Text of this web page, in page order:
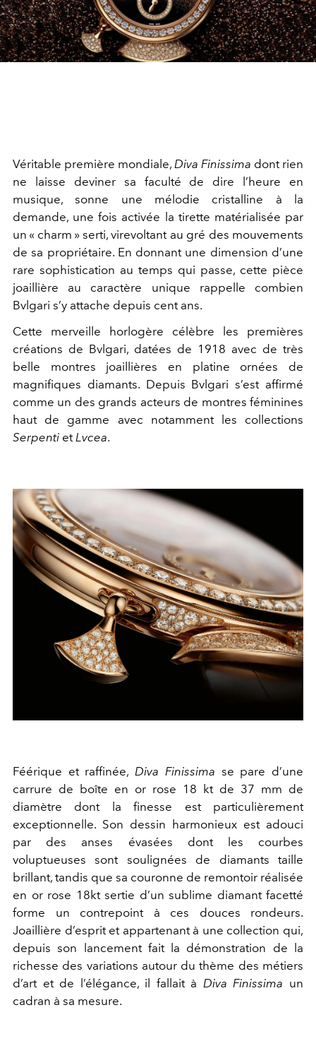
Véritable première mondiale, Diva Finissima dont rien
ne laisse deviner sa faculté de dire l’heure en
musique, sonne une mélodie cristalline à la
demande, une fois activée la tirette matérialisée par
un « charm » serti, virevoltant au gré des mouvements
de sa propriétaire. En donnant une dimension d’une
rare sophistication au temps qui passe, cette pièce
joaillière au caractère unique rappelle combien
Bvlgari s’y attache depuis cent ans.
Cette merveille horlogère célèbre les premières
créations de Bvlgari, datées de 1918 avec de très
belle montres joaillières en platine ornées de
magnifiques diamants. Depuis Bvlgari s’est affirmé
comme un des grands acteurs de montres féminines
haut de gamme avec notamment les collections
Serpenti et Lvcea.
Féérique et raffinée, Diva Finissima se pare d’une
carrure de boîte en or rose 18 kt de 37 mm de
diamètre dont la finesse est particulièrement
exceptionnelle. Son dessin harmonieux est adouci
par des anses évasées dont les courbes
voluptueuses sont soulignées de diamants taille
brillant, tandis que sa couronne de remontoir réalisée
en or rose 18kt sertie d’un sublime diamant facetté
forme un contrepoint à ces douces rondeurs.
Joaillière d’esprit et appartenant à une collection qui,
depuis son lancement fait la démonstration de la
richesse des variations autour du thème des métiers
d’art et de l’élégance, il fallait à Diva Finissima un
cadran à sa mesure.